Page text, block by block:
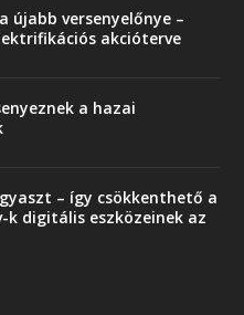
újabb versenyelőnye –
akcióterve
a hazai
– így csökkenthető a
k digitális eszközeinek az